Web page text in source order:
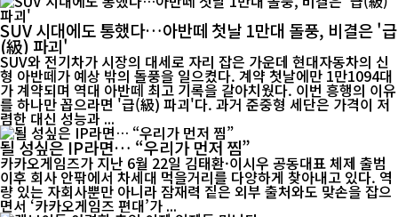
SUV 시대에도 통했다…아반떼 첫날 1만대 돌풍, 비결은 '급
(級) 파괴'
SUV와 전기차가 시장의 대세로 자리 잡은 가운데 현대자동차의 신
형 아반떼가 예상 밖의 돌풍을 일으켰다. 계약 첫날에만 1만1094대
가 계약되며 역대 아반떼 최고 기록을 갈아치웠다. 이번 흥행의 이유
를 하나만 꼽으라면 '급(級) 파괴'다. 과거 준중형 세단은 가격이 저
렴한 대신 성능과 ...
될 성싶은 IP라면… “우리가 먼저 찜”
카카오게임즈가 지난 6월 22일 김태환·이시우 공동대표 체제 출범
이후 회사 안팎에서 차세대 먹을거리를 다양하게 찾아내고 있다. 역
량 있는 자회사뿐만 아니라 잠재력 짙은 외부 출처와도 맞손을 잡으
면서 ‘카카오게임즈 편대’가 ...